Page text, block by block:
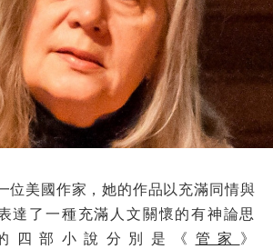
位美國作家，她的作品以充滿同情與
達了一種充滿人文關懷的有神論思
四部小說分別是《 管家 》